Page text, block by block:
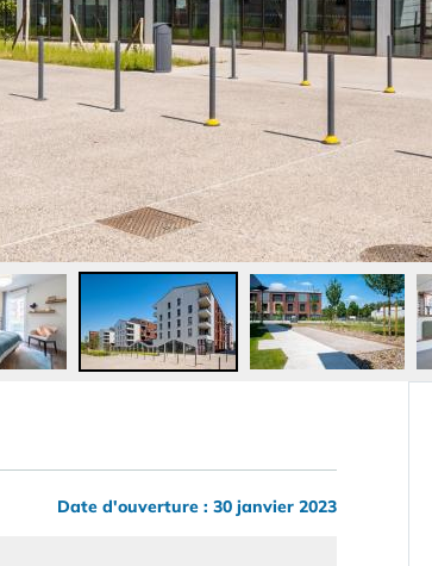
Date d'ouverture : 30 janvier 2023